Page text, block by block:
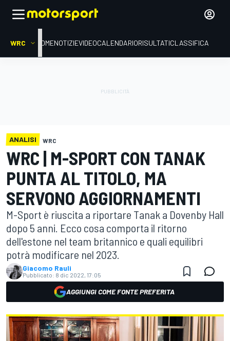
WRC HOMENOTIZIEVIDEOCALENDARIORISULTATICLASSIFICA
ANALISI WRC
WRC | M-SPORT CON TANAK
PUNTA AL TITOLO, MA
SERVONO AGGIORNAMENTI
M-Sport è riuscita a riportare Tanak a Dovenby Hall
dopo 5 anni. Ecco cosa comporta il ritorno
dell'estone nel team britannico e quali equilibri
potrà modificare nel 2023.
Giacomo Rauli
Pubblicato: 8 dic 2022, 17:05
AGGIUNGI COME FONTE PREFERITA